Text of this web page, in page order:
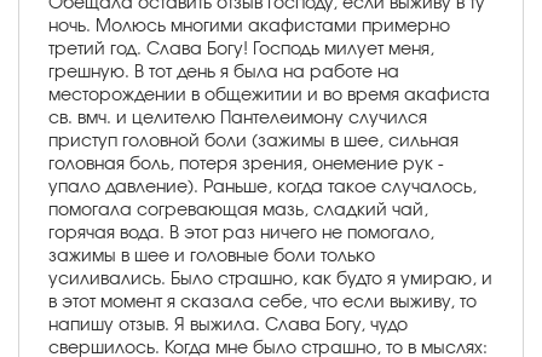
Обещала оставить отзыв Господу, если выживу в ту
ночь. Молюсь многими акафистами примерно
третий год. Слава Богу! Господь милует меня,
грешную. В тот день я была на работе на
месторождении в общежитии и во время акафиста
св. вмч. и целителю Пантелеимону случился
приступ головной боли (зажимы в шее, сильная
головная боль, потеря зрения, онемение рук -
упало давление). Раньше, когда такое случалось,
помогала согревающая мазь, сладкий чай,
горячая вода. В этот раз ничего не помогало,
зажимы в шее и головные боли только
усиливались. Было страшно, как будто я умираю, и
в этот момент я сказала себе, что если выживу, то
напишу отзыв. Я выжила. Слава Богу, чудо
свершилось. Когда мне было страшно, то в мыслях: